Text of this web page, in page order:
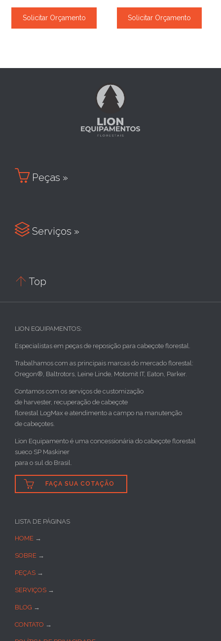
Solicitar Orçamento Solicitar Orçamento
 Peças »
 Serviços »
 Top
LION EQUIPAMENTOS:
Especialistas em peças de reposição para cabeçote florestal.
Trabalhamos com as principais marcas do mercado florestal:
Oregon®, Baltrotors, Leine Linde, Motomit IT, Eaton, Parker.
Contamos com os serviços de customização
de harvester, recuperação de cabeçote
florestal LogMax e atendimento a campo na manutenção
de cabeçotes.
Lion Equipamento é uma concessionária do cabeçote florestal
sueco SP Maskiner
para o sul do Brasil.
 FAÇA SUA COTAÇÃO
LISTA DE PÁGINAS
HOME →
SOBRE →
PEÇAS →
SERVIÇOS →
BLOG →
CONTATO →